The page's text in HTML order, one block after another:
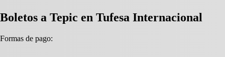
Boletos a Tepic en Tufesa Internacional
Formas de pago: